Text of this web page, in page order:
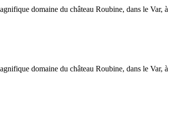
domaine du château Roubine, dans le Var, à
domaine du château Roubine, dans le Var, à